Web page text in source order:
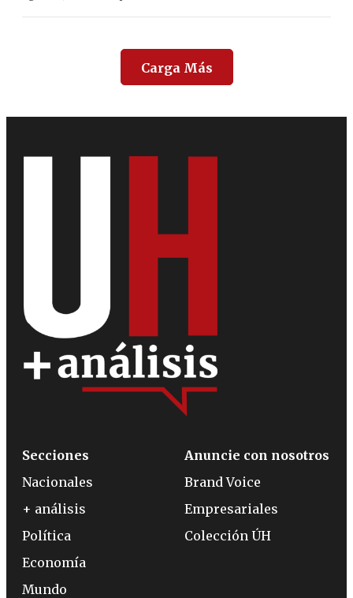
Carga Más
Secciones
Nacionales
+ análisis
Política
Economía
Mundo
Anuncie con nosotros
Brand Voice
Empresariales
Colección ÚH